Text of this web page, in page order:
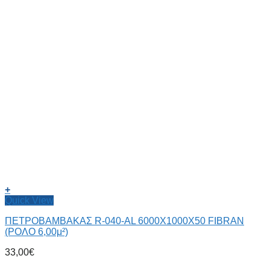
+
Quick View
ΠΕΤΡΟΒΑΜΒΑΚΑΣ R-040-AL 6000X1000X50 FIBRAN
(ΡΟΛΟ 6,00μ²)
33,00€